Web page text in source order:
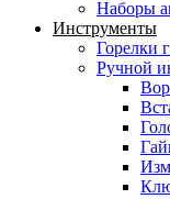
Наборы
Инструменты
Горелки
Ручной